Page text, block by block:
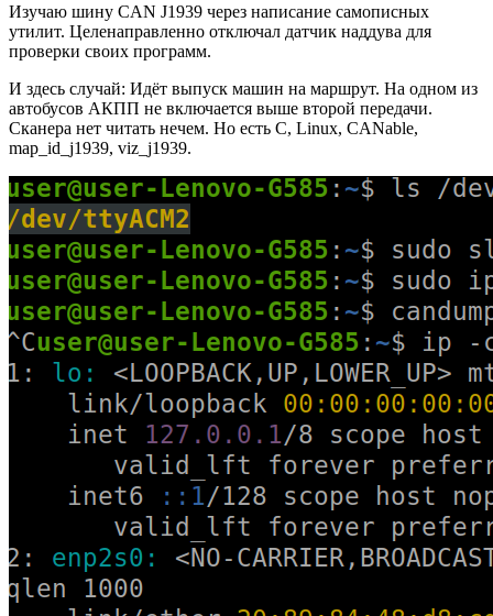
Изучаю шину CAN J1939 через написание самописных
утилит. Целенаправленно отключал датчик наддува для
проверки своих программ.
И здесь случай: Идёт выпуск машин на маршрут. На одном из
автобусов АКПП не включается выше второй передачи.
Сканера нет читать нечем. Но есть C, Linux, CANable,
map_id_j1939, viz_j1939.